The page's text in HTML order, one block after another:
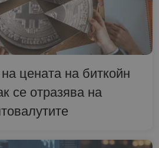
цената на биткойн
се отразява на